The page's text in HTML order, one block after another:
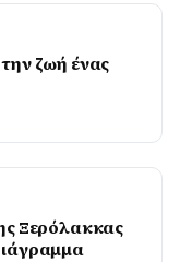
ζωή ένας
Ξερόλακκας